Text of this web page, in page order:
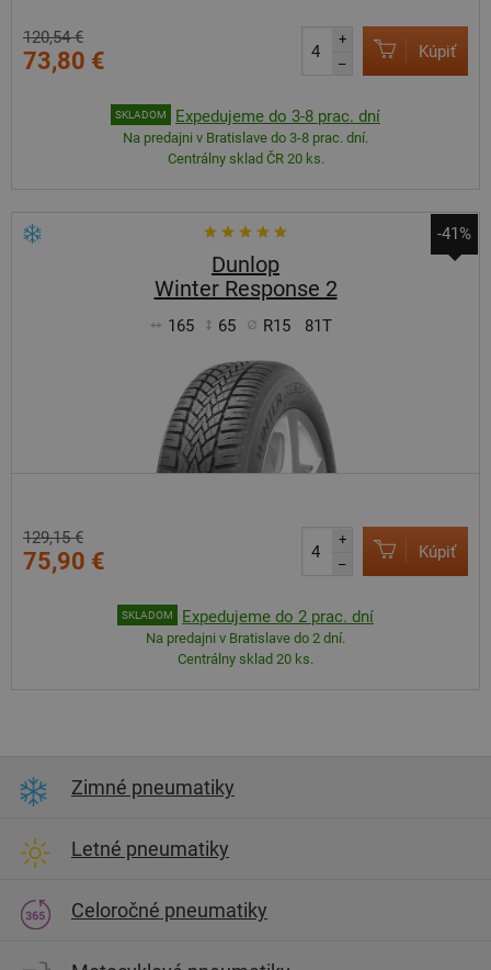
120,54 €
73,80 €
+
–
Kúpiť
SKLADOM Expedujeme do 3-8 prac. dní
Na predajni v Bratislave do 3-8 prac. dní.
Centrálny sklad ČR 20 ks.
-41%
Dunlop
Winter Response 2
165 65 R15 81T
129,15 €
75,90 €
+
–
Kúpiť
SKLADOM Expedujeme do 2 prac. dní
Na predajni v Bratislave do 2 dní.
Centrálny sklad 20 ks.
Zimné pneumatiky
Letné pneumatiky
Celoročné pneumatiky